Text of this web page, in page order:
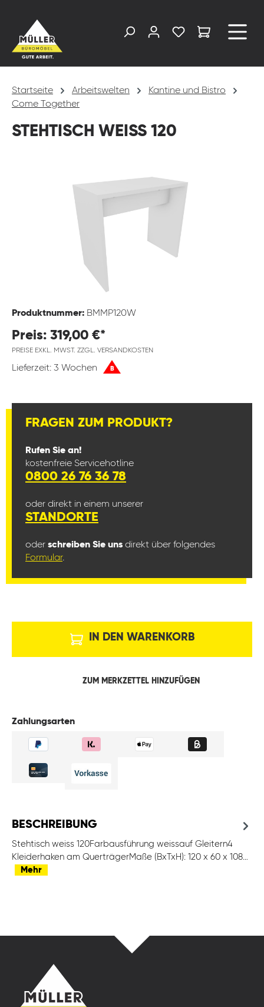
Startseite Arbeitswelten
Kantine und Bistro
Come Together
STEHTISCH WEISS 120
Produktnummer: BMMP120W
Preis: 319,00 €*
PREISE EXKL. MWST. ZZGL. VERSANDKOSTEN
Lieferzeit: 3 Wochen B
FRAGEN ZUM PRODUKT?
Rufen Sie an!
kostenfreie Servicehotline
0800 26 76 36 78
oder direkt in einem unserer
STANDORTE
oder schreiben Sie uns direkt über folgendes
Formular.
IN DEN WARENKORB
ZUM MERKZETTEL HINZUFÜGEN
Zahlungsarten
BESCHREIBUNG
Stehtisch weiss 120Farbausführung weissauf Gleitern4
Kleiderhaken am QuerträgerMaße (BxTxH): 120 x 60 x 108…
Mehr